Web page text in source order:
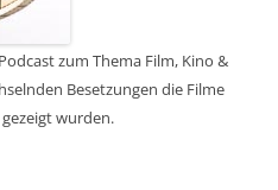
zum Thema Film, Kino &
Besetzungen die Filme
wurden.